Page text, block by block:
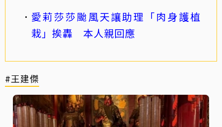
愛莉莎莎颱風天讓助理「肉身護植
栽」挨轟 本人親回應
#王建傑